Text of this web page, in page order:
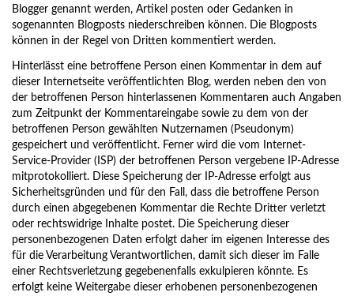
Blogger genannt werden, Artikel posten oder Gedanken in
sogenannten Blogposts niederschreiben können. Die Blogposts
können in der Regel von Dritten kommentiert werden.
Hinterlässt eine betroffene Person einen Kommentar in dem auf
dieser Internetseite veröffentlichten Blog, werden neben den von
der betroffenen Person hinterlassenen Kommentaren auch Angaben
zum Zeitpunkt der Kommentareingabe sowie zu dem von der
betroffenen Person gewählten Nutzernamen (Pseudonym)
gespeichert und veröffentlicht. Ferner wird die vom Internet-
Service-Provider (ISP) der betroffenen Person vergebene IP-Adresse
mitprotokolliert. Diese Speicherung der IP-Adresse erfolgt aus
Sicherheitsgründen und für den Fall, dass die betroffene Person
durch einen abgegebenen Kommentar die Rechte Dritter verletzt
oder rechtswidrige Inhalte postet. Die Speicherung dieser
personenbezogenen Daten erfolgt daher im eigenen Interesse des
für die Verarbeitung Verantwortlichen, damit sich dieser im Falle
einer Rechtsverletzung gegebenenfalls exkulpieren könnte. Es
erfolgt keine Weitergabe dieser erhobenen personenbezogenen